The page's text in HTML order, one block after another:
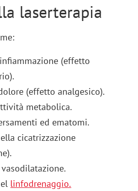
laserterapia
(effetto
(effetto analgesico).
metabolica.
ed ematomi.
cicatrizzazione
linfodrenaggio.